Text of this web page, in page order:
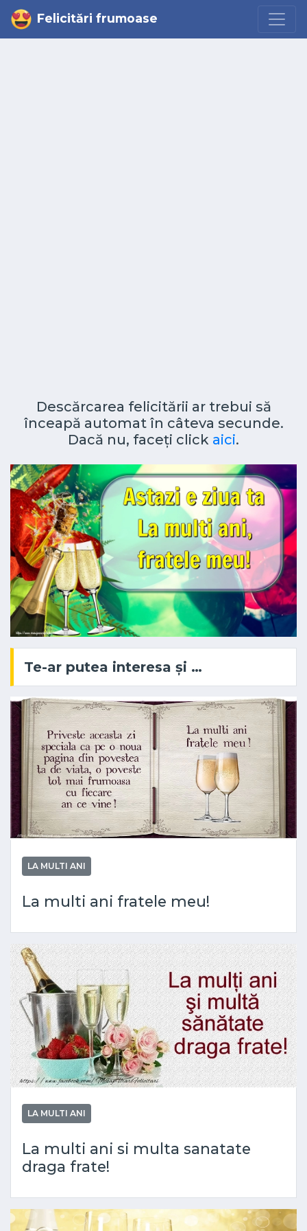
Felicitări frumoase
Descărcarea felicitării ar trebui să
înceapă automat în câteva secunde.
Dacă nu, faceți click aici.
Te-ar putea interesa și …
LA MULTI ANI
La multi ani fratele meu!
LA MULTI ANI
La multi ani si multa sanatate
draga frate!